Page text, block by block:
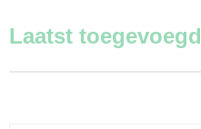
Laatst toegevoegd